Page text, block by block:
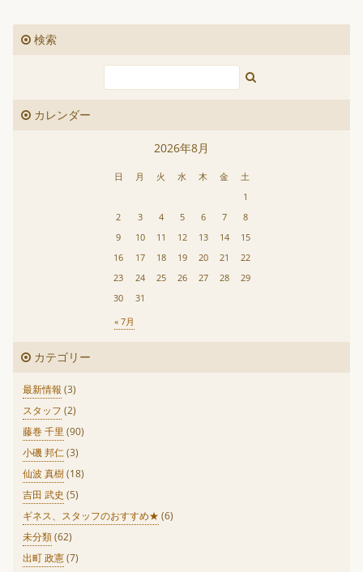
検索
カレンダー
2026年8月
日 月 火 水 木 金 土
« 7月
1
2
3 4 5 6 7
8
9
10 11 12 13 14
15
16
17 18 19 20 21
22
23
24 25 26 27 28
29
30
31
カテゴリー
最新情報 (3)
スタッフ (2)
藤巻 千里 (90)
小磯 邦仁(3)
仙波 真樹(18)
吉田 武史 (5)
ギネス、スタッフのおすすめ★ (6)
未分類(62)
出町 政憲(7)